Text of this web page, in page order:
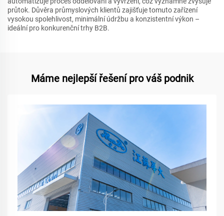
průtok. Důvěra průmyslových klientů zajišťuje tomuto zařízení
vysokou spolehlivost, minimální údržbu a konzistentní výkon –
ideální pro konkurenční trhy B2B.
Máme nejlepší řešení pro váš podnik